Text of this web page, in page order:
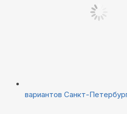
вариантов Санкт-